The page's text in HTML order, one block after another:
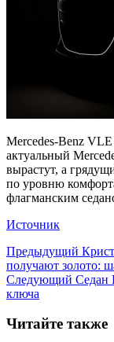
Mercedes-Benz VLE
актуальный
вырастут, а
по уровню
флагманским
Источник
Предыдущий
получают золото:
Следующий Седан
ключа
Читайте также